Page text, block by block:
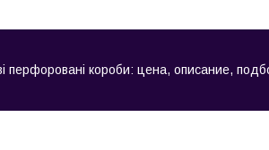
перфоровані короби: цена, описание,